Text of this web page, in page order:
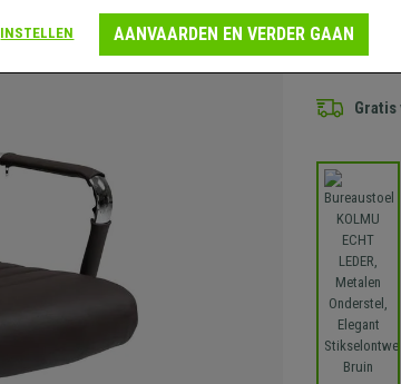
559,90 €
INSTELLEN AANVAARDEN EN VERDER GAAN